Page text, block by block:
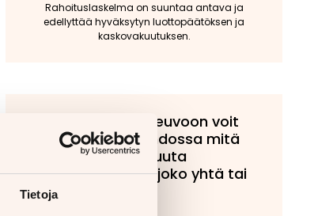
Tietoja
Rahoituslaskelma on suuntaa antava ja
edellyttää hyväksytyn luottopäätöksen ja
kaskovakuutuksen.
Tähän ajoneuvoon voit
tarjota vaihdossa mitä
tahansa muuta
ajoneuvoa, joko yhtä tai